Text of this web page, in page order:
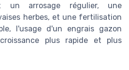
un arrosage régulier, une
herbes, et une fertilisation
l'usage d'un engrais gazon
plus rapide et plus